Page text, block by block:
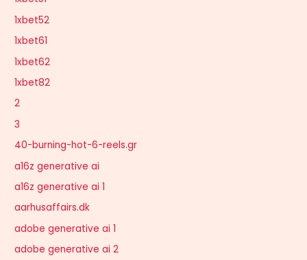
1xbet52
1xbet61
1xbet62
1xbet82
2
3
40-burning-hot-6-reels.gr
a16z generative ai
a16z generative ai 1
aarhusaffairs.dk
adobe generative ai 1
adobe generative ai 2